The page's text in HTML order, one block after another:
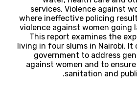
services. Violence against
where ineffective policing
violence against women going
This report examines the
living in four slums in Nairobi. It
government to address
against women and to ensure
sanitation and